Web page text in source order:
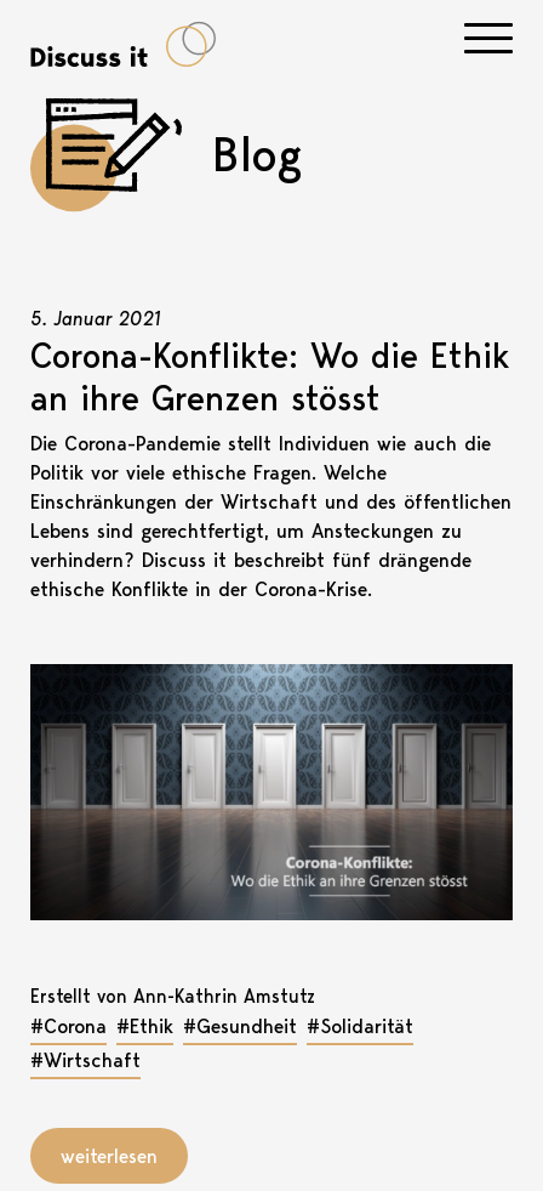
Blog
5. Januar 2021
Corona-Konflikte: Wo die Ethik
an ihre Grenzen stösst
Die Corona-Pandemie stellt Individuen wie auch die
Politik vor viele ethische Fragen. Welche
Einschränkungen der Wirtschaft und des öffentlichen
Lebens sind gerechtfertigt, um Ansteckungen zu
verhindern? Discuss it beschreibt fünf drängende
ethische Konflikte in der Corona-Krise.
Erstellt von Ann-Kathrin Amstutz
#Corona #Ethik #Gesundheit #Solidarität
#Wirtschaft
weiterlesen